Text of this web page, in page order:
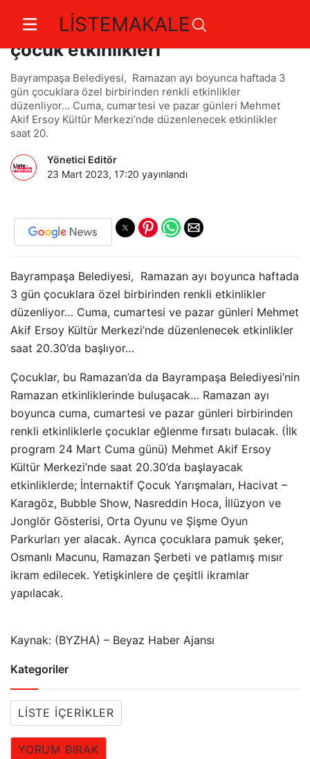
LİSTEMAKALE
Bayrampaşa'da Ramazan'a özel
çocuk etkinlikleri
Bayrampaşa Belediyesi, Ramazan ayı boyunca haftada 3
gün çocuklara özel birbirinden renkli etkinlikler
düzenliyor… Cuma, cumartesi ve pazar günleri Mehmet
Akif Ersoy Kültür Merkezi’nde düzenlenecek etkinlikler
saat 20.
Yönetici Editör
23 Mart 2023, 17:20 yayınlandı
Bayrampaşa Belediyesi, Ramazan ayı boyunca haftada
3 gün çocuklara özel birbirinden renkli etkinlikler
düzenliyor… Cuma, cumartesi ve pazar günleri Mehmet
Akif Ersoy Kültür Merkezi’nde düzenlenecek etkinlikler
saat 20.30’da başlıyor…
Çocuklar, bu Ramazan’da da Bayrampaşa Belediyesi’nin
Ramazan etkinliklerinde buluşacak… Ramazan ayı
boyunca cuma, cumartesi ve pazar günleri birbirinden
renkli etkinliklerle çocuklar eğlenme fırsatı bulacak. (İlk
program 24 Mart Cuma günü) Mehmet Akif Ersoy
Kültür Merkezi’nde saat 20.30’da başlayacak
etkinliklerde; İnternaktif Çocuk Yarışmaları, Hacivat –
Karagöz, Bubble Show, Nasreddin Hoca, İllüzyon ve
Jonglör Gösterisi, Orta Oyunu ve Şişme Oyun
Parkurları yer alacak. Ayrıca çocuklara pamuk şeker,
Osmanlı Macunu, Ramazan Şerbeti ve patlamış mısır
ikram edilecek. Yetişkinlere de çeşitli ikramlar
yapılacak.
Kaynak: (BYZHA) – Beyaz Haber Ajansı
Kategoriler
LISTE İÇERIKLER
YORUM BIRAK